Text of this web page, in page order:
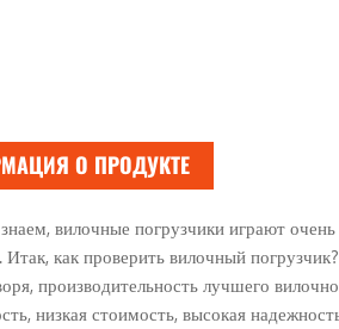
О ПРОДУКТЕ
вилочные погрузчики играют
Итак, как проверить вилочный погрузчик?
производительность лучшего
низкая стоимость, высокая